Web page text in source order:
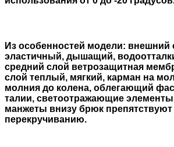
Из особенностей модели: внешний
эластичный, дышащий,
средний слой ветрозащитная
слой теплый, мягкий, карман на
молния до колена, облегающий
талии, светоотражающие
манжеты внизу брюк
перекручиванию.